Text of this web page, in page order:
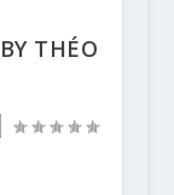
THÉO